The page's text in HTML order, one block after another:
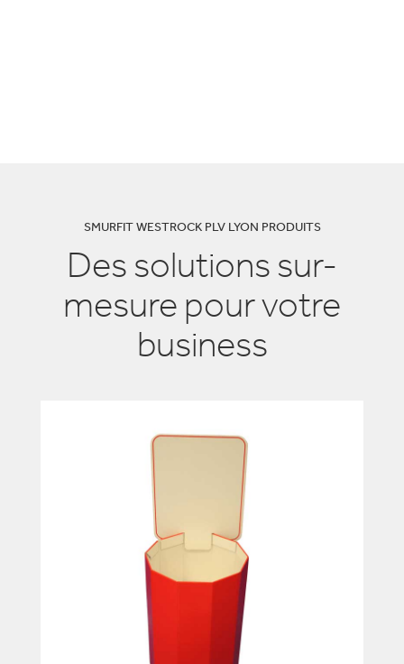
SMURFIT WESTROCK PLV LYON PRODUITS
Des solutions sur-
mesure pour votre
business